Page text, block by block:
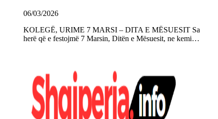
06/03/2026
KOLEGË, URIME 7 MARSI – DITA E MËSUESIT Sa
herë që e festojmë 7 Marsin, Ditën e Mësuesit, ne kemi…